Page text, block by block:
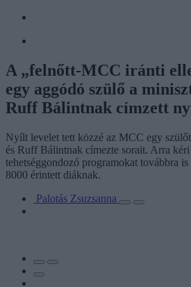
A „felnőtt-MCC iránti
egy aggódó szülő a
Ruff Bálintnak címzett
Nyílt levelet tett közzé az MCC egy
és Ruff Bálintnak címezte sorait. Arra
tehetséggondozó programokat továbbra
8000 érintett diáknak.
Palotás Zsuzsanna